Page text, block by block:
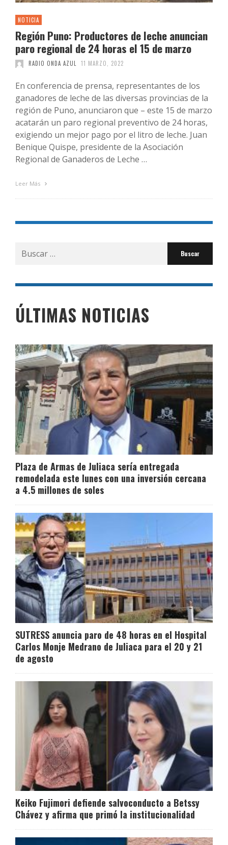
NOTICIA
Región Puno: Productores de leche anuncian
paro regional de 24 horas el 15 de marzo
RADIO ONDA AZUL 11 MARZO, 2022
En conferencia de prensa, representantes de los
ganadores de leche de las diversas provincias de la
región de Puno, anunciaron que – este 15 de marzo
acatarán un paro regional preventivo de 24 horas,
exigiendo un mejor pago por el litro de leche. Juan
Benique Quispe, presidente de la Asociación
Regional de Ganaderos de Leche …
Leer Más
Buscar
por:
ÚLTIMAS NOTICIAS
Plaza de Armas de Juliaca sería entregada
remodelada este lunes con una inversión cercana
a 4.5 millones de soles
SUTRESS anuncia paro de 48 horas en el Hospital
Carlos Monje Medrano de Juliaca para el 20 y 21
de agosto
Keiko Fujimori defiende salvoconducto a Betssy
Chávez y afirma que primó la institucionalidad